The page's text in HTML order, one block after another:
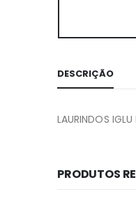
DESCRIÇÃO
LAURINDOS
PRODUTOS